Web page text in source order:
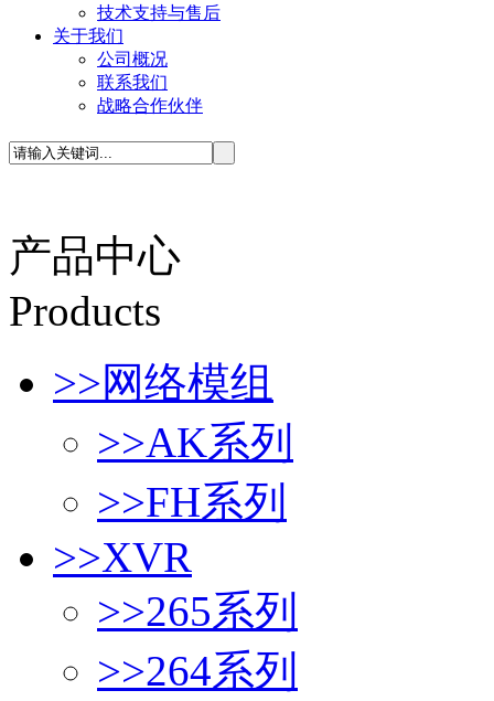
技术支持与售后
关于我们
公司概况
联系我们
战略合作伙伴
产品中心
Products
>>网络模组
>>AK系列
>>FH系列
>>XVR
>>265系列
>>264系列